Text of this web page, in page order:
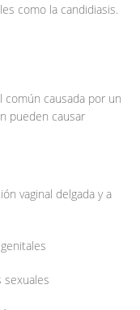
como la candidiasis.
común causada por un
pueden causar
vaginal delgada y a
sexuales